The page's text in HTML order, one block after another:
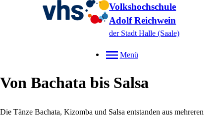
Volkshochschule
Adolf Reichwein
der Stadt Halle (Saale)
Menü
Von Bachata bis Salsa
Die Tänze Bachata, Kizomba und Salsa entstanden aus mehreren